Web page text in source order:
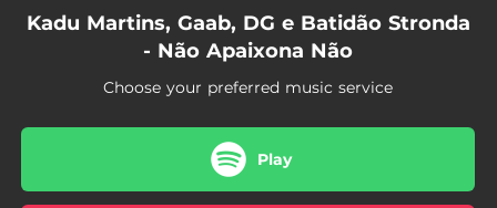
Kadu Martins, Gaab, DG e Batidão Stronda
- Não Apaixona Não
Choose your preferred music service
Play